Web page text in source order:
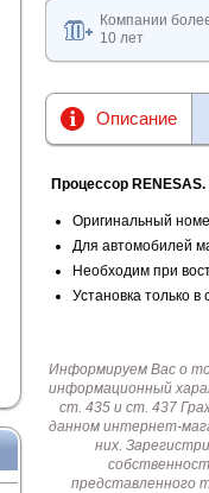
Компании
10 лет
Описание
Процессор RENESAS.
Оригинальный
Для автомобилей
Необходим при
Установка только
Информируем Вас о
информационный
ст. 435 и ст. 437
данном интернет-
них.
представленного